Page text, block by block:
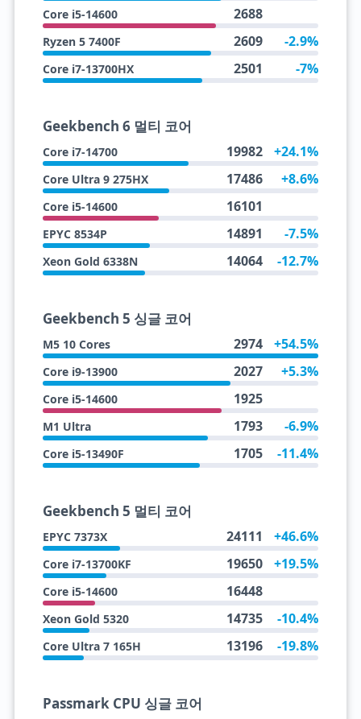
Core i5-14600 2688
Ryzen 5 7400F 2609 -2.9%
Core i7-13700HX 2501 -7%
Geekbench 6 멀티 코어
Core i7-14700 19982 +24.1%
Core Ultra 9 275HX 17486 +8.6%
Core i5-14600 16101
EPYC 8534P 14891 -7.5%
Xeon Gold 6338N 14064 -12.7%
Geekbench 5 싱글 코어
M5 10 Cores 2974 +54.5%
Core i9-13900 2027 +5.3%
Core i5-14600 1925
M1 Ultra 1793 -6.9%
Core i5-13490F 1705 -11.4%
Geekbench 5 멀티 코어
EPYC 7373X 24111 +46.6%
Core i7-13700KF 19650 +19.5%
Core i5-14600 16448
Xeon Gold 5320 14735 -10.4%
Core Ultra 7 165H 13196 -19.8%
Passmark CPU 싱글 코어